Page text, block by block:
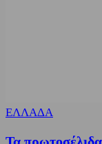
ΕΛΛΑΔΑ